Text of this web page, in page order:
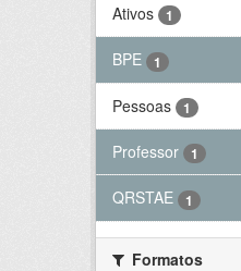
Ativos 1
BPE 1
Pessoas 1
Professor 1
QRSTAE 1
Formatos